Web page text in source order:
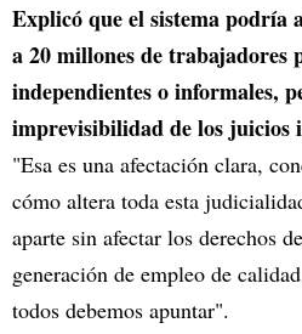
Explicó que el sistema podría
a 20 millones de trabajadores
independientes o informales,
imprevisibilidad de los juicios
"Esa es una afectación clara,
cómo altera toda esta
aparte sin afectar los derechos
generación de empleo de
todos debemos apuntar".